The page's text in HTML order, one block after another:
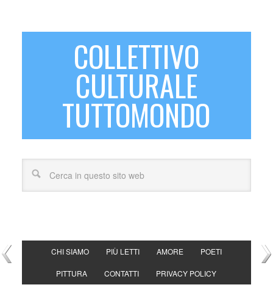
COLLETTIVO
CULTURALE
TUTTOMONDO
CHI SIAMO PIÙ LETTI AMORE POETI
PITTURA CONTATTI PRIVACY POLICY